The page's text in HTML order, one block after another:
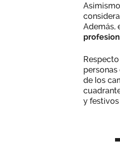
Además,
personas
de los
y festivos